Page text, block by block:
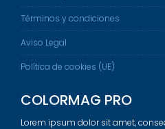
Términos y condiciones
Aviso Legal
Política de cookies (UE)
COLORMAG PRO
Lorem ipsum dolor sit amet,